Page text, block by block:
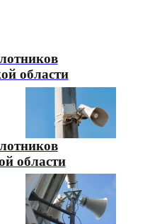
области
области